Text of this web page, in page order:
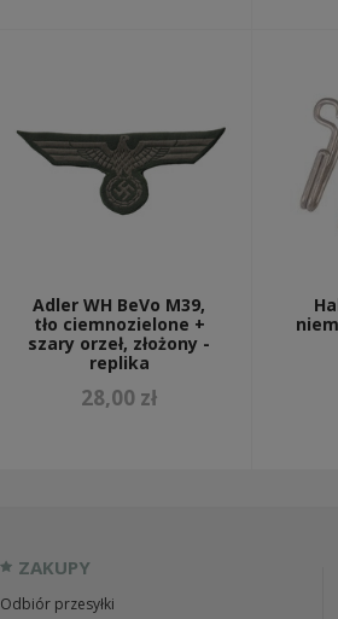
Adler WH BeVo M39,
tło ciemnozielone +
szary orzeł, złożony -
replika
28,00 zł
ZAKUPY
Odbiór przesyłki